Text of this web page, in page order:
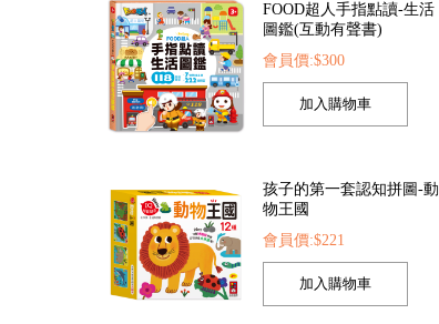
FOOD超人手指點讀-生活
圖鑑(互動有聲書)
會員價:$300
孩子的第一套認知拼圖-動
物王國
會員價:$221